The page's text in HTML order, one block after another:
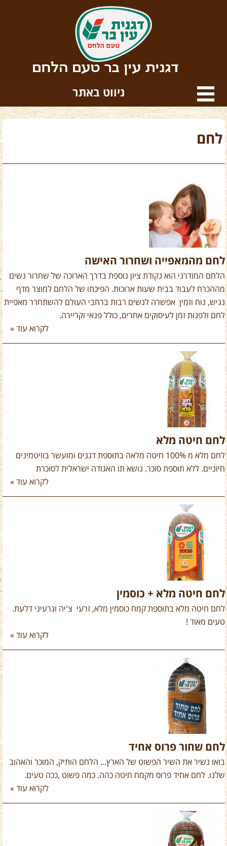
דגנית עין בר טעם הלחם
ניווט באתר
לחם
לחם מהמאפייה ושחרור האישה
הלחם המודרני הוא נקודת ציון נוספת בדרך הארוכה של שחרור נשים
מההכרח לעבוד בבית שעות ארוכות. הפיכתו של הלחם למוצר מדף
נגיש, נוח וזמין אפשרה לנשים רבות ברחבי העולם להשתחרר מאפיית
לחם ולפנות זמן לעיסוקים אחרים, כולל פנאי וקריירה.
לקרוא עוד »
לחם חיטה מלא
לחם מלא מ 100% חיטה מלאה בתוספת דגנים ומועשר בוויטמינים
חיוניים. ללא תוספת סוכר. נושא תו האגודה ישראלית לסוכרת
לקרוא עוד »
לחם חיטה מלא + כוסמין
לחם חיטה מלא בתוספת קמח כוסמין מלא, זרעי צ'יה וגרעיני דלעת.
טעים מאוד !
לקרוא עוד »
לחם שחור פרוס אחיד
בואו נשיר את השיר הפשוט של הארץ... הלחם הותיק, המוכר והאהוב
שלנו. לחם אחיד פרוס מקמח חיטה כהה. כמה פשוט ,ככה טעים.
לקרוא עוד »